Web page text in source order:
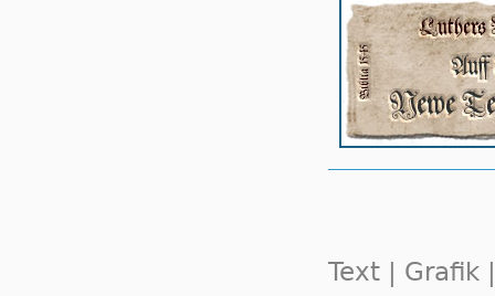
Text | Grafik